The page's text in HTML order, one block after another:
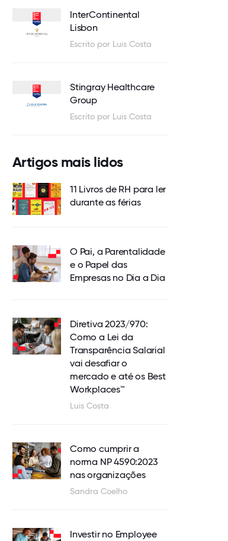
InterContinental
Lisbon
Escrito por Luis Costa
Stingray Healthcare
Group
Escrito por Luis Costa
Artigos mais lidos
11 Livros de RH para ler
durante as férias
O Pai, a Parentalidade
e o Papel das
Empresas no Dia a Dia
Diretiva 2023/970:
Como a Lei da
Transparência Salarial
vai desafiar o
mercado e até os Best
Workplaces™
Luis Costa
Como cumprir a
norma NP 4590:2023
nas organizações
Sandra Coelho
Investir no Employee